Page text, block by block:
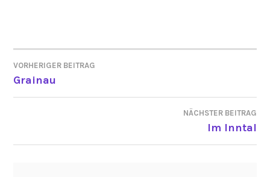
BEITRAGSNAVIGATION
VORHERIGER BEITRAG
Grainau
NÄCHSTER BEITRAG
Im Inntal